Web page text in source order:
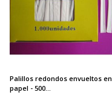
Palillos redondos envueltos en
papel - 500...